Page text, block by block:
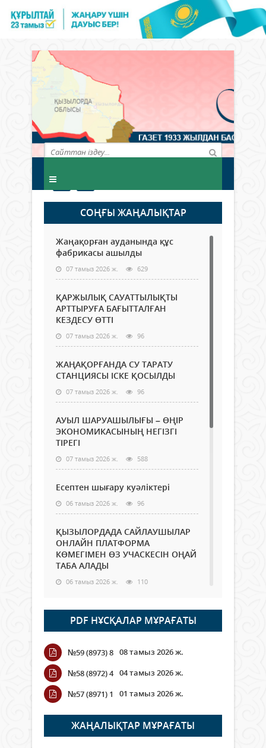
СОҢҒЫ ЖАҢАЛЫҚТАР
Жаңақорған ауданында құс
фабрикасы ашылды
07 тамыз 2026 ж. 629
ҚАРЖЫЛЫҚ САУАТТЫЛЫҚТЫ
АРТТЫРУҒА БАҒЫТТАЛҒАН
КЕЗДЕСУ ӨТТІ
07 тамыз 2026 ж. 96
ЖАҢАҚОРҒАНДА СУ ТАРАТУ
СТАНЦИЯСЫ ІСКЕ ҚОСЫЛДЫ
07 тамыз 2026 ж. 96
АУЫЛ ШАРУАШЫЛЫҒЫ – ӨҢІР
ЭКОНОМИКАСЫНЫҢ НЕГІЗГІ
ТІРЕГІ
07 тамыз 2026 ж. 588
Есептен шығару куәліктері
06 тамыз 2026 ж. 96
ҚЫЗЫЛОРДАДА САЙЛАУШЫЛАР
ОНЛАЙН ПЛАТФОРМА
КӨМЕГІМЕН ӨЗ УЧАСКЕСІН ОҢАЙ
ТАБА АЛАДЫ
06 тамыз 2026 ж. 110
Open Air: Қызылорда облысы
полиция департаменті 20
мыңнан астам көрерменнің
қауіпсіздігін қамтамасыз етті
06 тамыз 2026 ж.
Wi-Fi ҚАБЫРҒА АРҚЫЛЫ ҚАЛАЙ
ӨТЕДІ?
06 тамыз 2026 ж. 285
PDF НҰСҚАЛАР МҰРАҒАТЫ
№59 (8973) 8 08 тамыз 2026 ж.
№58 (8972) 4 04 тамыз 2026 ж.
№57 (8971) 1
01 тамыз 2026 ж.
ЖАҢАЛЫҚТАР МҰРАҒАТЫ